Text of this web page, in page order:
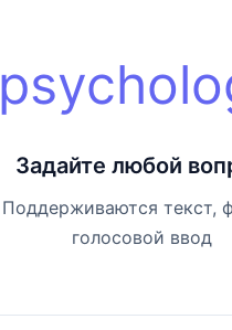
Задайте любой
Поддерживаются текст,
голосовой ввод